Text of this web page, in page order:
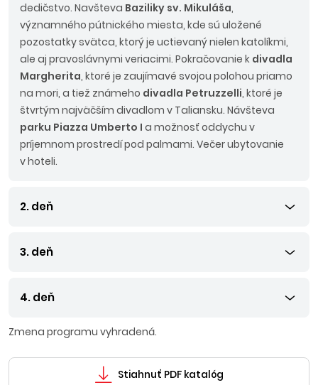
dedičstvo. Navšteva Baziliky sv. Mikuláša,
významného pútnického miesta, kde sú uložené
pozostatky svätca, ktorý je uctievaný nielen katolíkmi,
ale aj pravoslávnymi veriacimi. Pokračovanie k divadla
Margherita, ktoré je zaujímavé svojou polohou priamo
na mori, a tiež známeho divadla Petruzzelli, ktoré je
štvrtým najväčším divadlom v Taliansku. Návšteva
parku Piazza Umberto I a možnosť oddychu v
príjemnom prostredí pod palmami. Večer ubytovanie
v hoteli.
2. deň
3. deň
4. deň
Zmena programu vyhradená.
Stiahnuť PDF katalóg